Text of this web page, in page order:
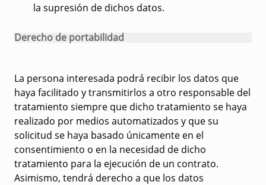
la supresión de dichos datos.
Derecho de portabilidad
La persona interesada podrá recibir los datos que
haya facilitado y transmitirlos a otro responsable del
tratamiento siempre que dicho tratamiento se haya
realizado por medios automatizados y que su
solicitud se haya basado únicamente en el
consentimiento o en la necesidad de dicho
tratamiento para la ejecución de un contrato.
Asimismo, tendrá derecho a que los datos